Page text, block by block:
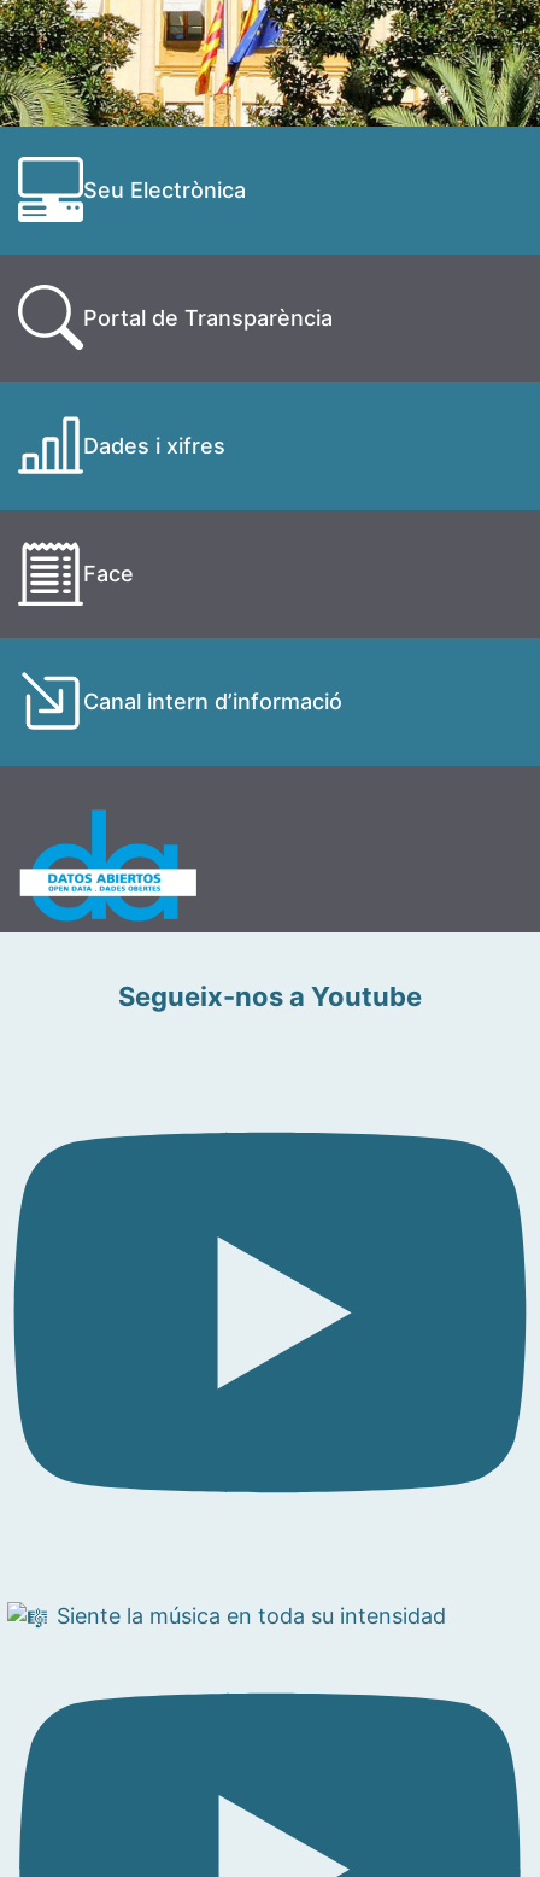
Seu Electrònica
Portal de Transparència
Dades i xifres
Face
Canal intern d’informació
Segueix-nos a Youtube
Siente la música en toda su intensidad